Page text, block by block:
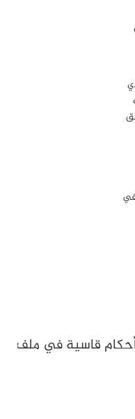
قاسية في ملف باجة: عقوبات بين سنتين و12 سنة سجناً